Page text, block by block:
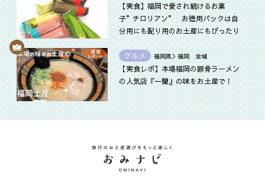
【実食】福岡で愛され続けるお菓
子”チロリアン” お徳用パックは自
分用にも配り用のお土産にもぴったり
グルメ 福岡県＞福岡 全域
【実食レポ】本場福岡の豚骨ラーメン
の人気店『一蘭』の味をお土産で！